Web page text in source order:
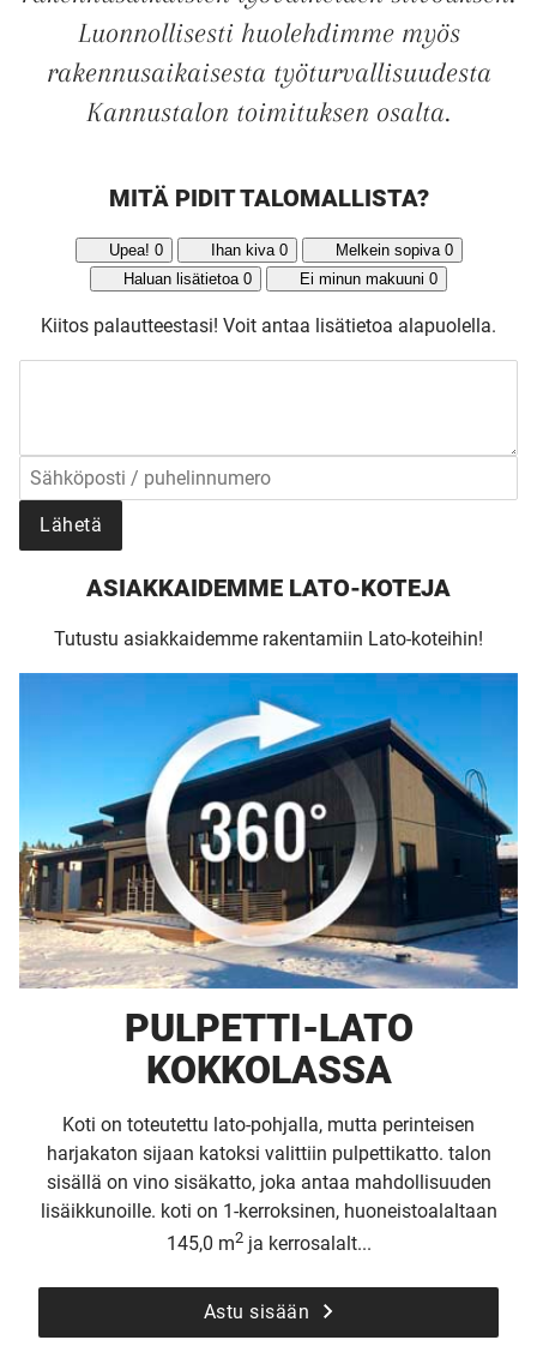
Luonnollisesti huolehdimme myös
rakennusaikaisesta työturvallisuudesta
Kannustalon toimituksen osalta.
MITÄ PIDIT TALOMALLISTA?
Upea! 0 Ihan kiva 0 Melkein sopiva 0
Haluan lisätietoa 0 Ei minun makuuni 0
Kiitos palautteestasi! Voit antaa lisätietoa alapuolella.
Lähetä
ASIAKKAIDEMME LATO-KOTEJA
Tutustu asiakkaidemme rakentamiin Lato-koteihin!
PULPETTI-LATO
KOKKOLASSA
Koti on toteutettu lato-pohjalla, mutta perinteisen
harjakaton sijaan katoksi valittiin pulpettikatto. talon
sisällä on vino sisäkatto, joka antaa mahdollisuuden
lisäikkunoille. koti on 1-kerroksinen, huoneistoalaltaan
145,0 m2ja kerrosalalt...
Astu sisään
UUSI
UNELMISTA
TALOKIRJA ON
JULKAISTU
Upea yli 200-sivuinen talokirja!
Tilaa esite